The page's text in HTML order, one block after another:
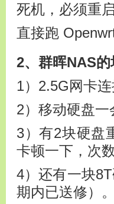
死机，必须重
直接跑
2、群晖NAS
1）2.5G网卡
2）移动硬盘
3）有2块硬盘
卡顿一下，次
4）还有一块
期内已送修）。